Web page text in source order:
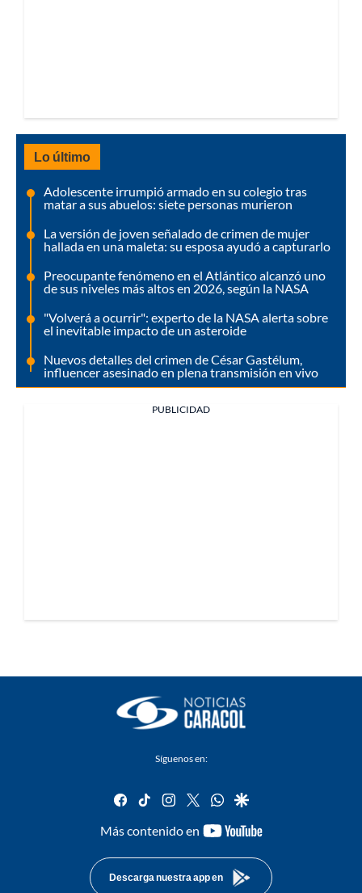
Lo último
Adolescente irrumpió armado en su colegio tras
matar a sus abuelos: siete personas murieron
La versión de joven señalado de crimen de mujer
hallada en una maleta: su esposa ayudó a capturarlo
Preocupante fenómeno en el Atlántico alcanzó uno
de sus niveles más altos en 2026, según la NASA
"Volverá a ocurrir": experto de la NASA alerta sobre
el inevitable impacto de un asteroide
Nuevos detalles del crimen de César Gastélum,
influencer asesinado en plena transmisión en vivo
PUBLICIDAD
Síguenos en:
facebook
tiktok instagram
twitterwhatsapp
google
Más contenido en
youtube-
Descarga nuestra app en